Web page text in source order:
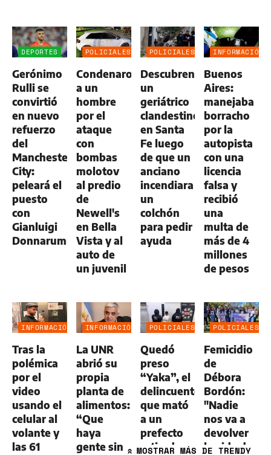
DEPORTES
Gerónimo
Rulli se
convirtió
en nuevo
refuerzo
del
Manchester
City:
peleará el
puesto
con
Gianluigi
Donnarumma
POLICIALES
Condenaron
a un
hombre
por el
ataque
con
bombas
molotov
al predio
de
Newell's
en Bella
Vista y al
auto de
un juvenil
POLICIALES
Descubren
un
geriátrico
clandestino
en Santa
Fe luego
de que un
anciano
incendiara
un
colchón
para pedir
ayuda
INFORMACIÓN
Buenos
Aires:
manejaba
borracho
por la
autopista
con una
licencia
falsa y
recibió
una
multa de
más de 4
millones
de pesos
INFORMACIÓN
Tras la
polémica
por el
video
usando el
celular al
volante y
las 61
INFORMACIÓN
La UNR
abrió su
propia
planta de
alimentos:
“Que
haya
gente sin
POLICIALES
Quedó
preso
“Yaka”, el
delincuente
que mató
a un
prefecto
retirado
POLICIALES
Femicidio
de
Débora
Bordón:
"Nadie
nos va a
devolver
la vida de
» MOSTRAR MÁS DE TRENDY